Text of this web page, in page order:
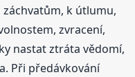
k útlumu,
zvracení,
nastat ztráta vědomí,
Při předávkování